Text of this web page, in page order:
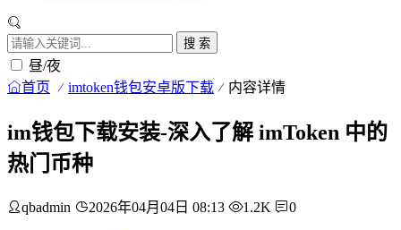
搜 索
昼/夜
首页 imtoken钱包安卓版下载 内容详情
im钱包下载安装-深入了解 imToken 中的
热门币种
qbadmin 2026年04月04日 08:13 1.2K 0